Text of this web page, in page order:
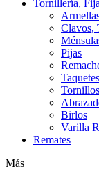
Tornillería,
Clavos,
Pijas
Taquetes
Tornillos
Birlos
Varilla
Remates
Más